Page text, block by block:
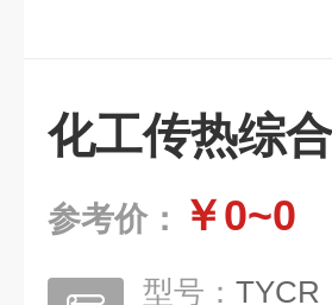
化工传热综
参考价： ￥0~0
型号： TYCR